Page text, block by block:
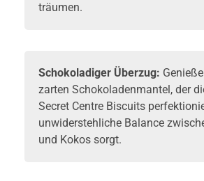
träumen.
Schokoladiger Überzug:
zarten Schokoladenmantel, der
Secret Centre Biscuits
unwiderstehliche Balance
und Kokos sorgt.